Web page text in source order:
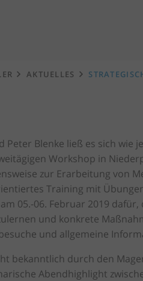
AKTUELLES
Peter Blenke ließ es sich wie
Workshop in
zur Erarbeitung von
Training mit
05.-06. Februar 2019
und konkrete
und allgemeine
bekanntlich durch den
Abendhighlight